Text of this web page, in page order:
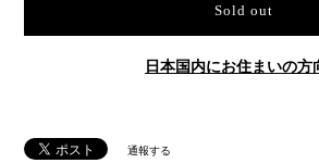
Sold out
日本国内にお住まいの方
通報する